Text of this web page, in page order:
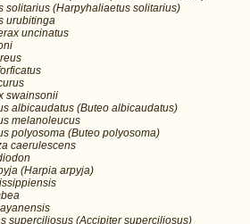
solitarius (Harpyhaliaetus solitarius)
urubitinga
uncinatus
swainsonii
albicaudatus (Buteo albicaudatus)
melanoleucus
polyosoma (Buteo polyosoma)
caerulescens
(Harpia arpyja)
superciliosus (Accipiter superciliosus)